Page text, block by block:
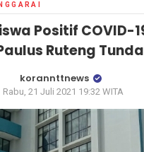
Positif COVID-
Ruteng Tunda
korannttnews
Rabu, 21 Juli 2021 19:32 WITA